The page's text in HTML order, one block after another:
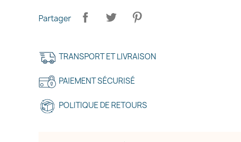
Partager
TRANSPORT ET LIVRAISON
PAIEMENT SÉCURISÉ
POLITIQUE DE RETOURS
Créer une liste d'envies
Nom de la liste d'envies